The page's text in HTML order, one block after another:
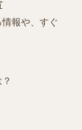
報や、すぐ